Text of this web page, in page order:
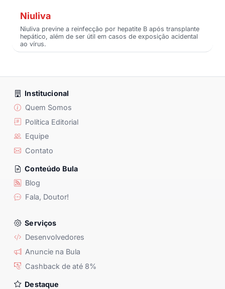
Niuliva
Niuliva previne a reinfecção por hepatite B após transplante
hepático, além de ser útil em casos de exposição acidental
ao vírus.
Institucional
Quem Somos
Política Editorial
Equipe
Contato
Conteúdo Bula
Blog
Fala, Doutor!
Serviços
Desenvolvedores
Anuncie na Bula
Cashback de até 8%
Destaque